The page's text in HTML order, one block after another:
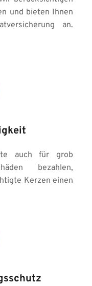
und bieten Ihnen
an.
auch für grob
bezahlen,
Kerzen einen